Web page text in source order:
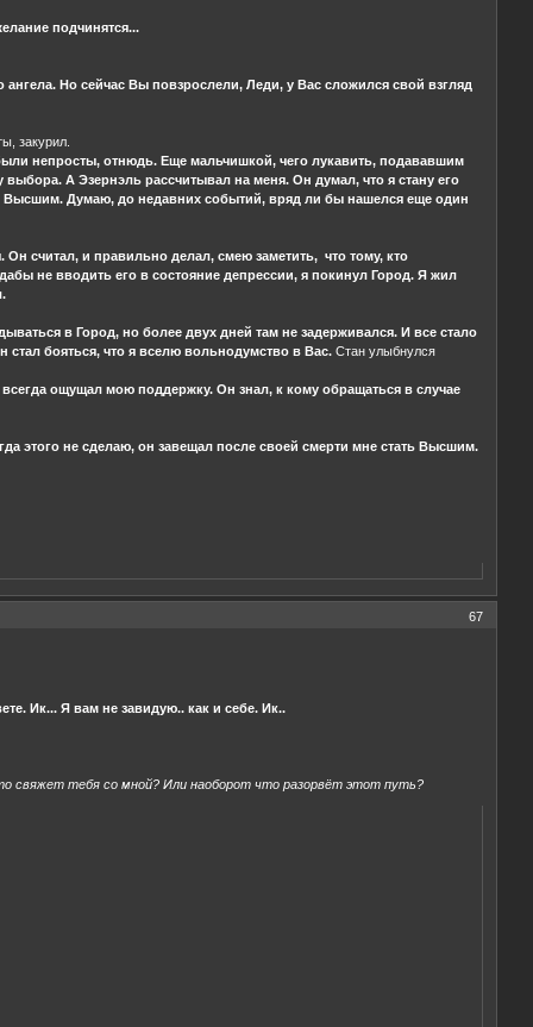
подчинятся...
Но сейчас Вы повзрослели, Леди, у Вас сложился свой взгляд
закурил.
непросты, отнюдь. Еще мальчишкой, чего лукавить, подававшим
А Эзернэль рассчитывал на меня. Он думал, что я стану его
Высшим. Думаю, до недавних событий, вряд ли бы нашелся еще один
считал, и правильно делал, смею заметить, что тому, кто
не вводить его в состояние депрессии, я покинул Город. Я жил
в Город, но более двух дней там не задерживался. И все стало
бояться, что я вселю вольнодумство в Вас. Стан улыбнулся
ощущал мою поддержку. Он знал, к кому обращаться в случае
этого не сделаю, он завещал после своей смерти мне стать Высшим.
67
Ик... Я вам не завидую.. как и себе. Ик..
свяжет тебя со мной? Или наоборот что разорвёт этот путь?